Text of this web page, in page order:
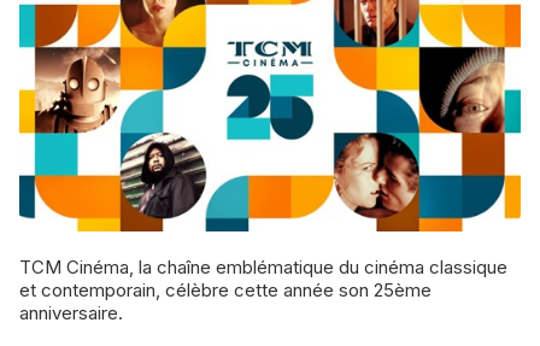
TCM Cinéma, la chaîne emblématique du cinéma classique
et contemporain, célèbre cette année son 25ème
anniversaire.